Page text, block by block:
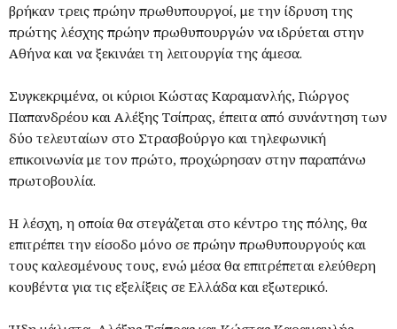
βρήκαν τρεις πρώην πρωθυπουργοί, με την ίδρυση της
πρώτης λέσχης πρώην πρωθυπουργών να ιδρύεται στην
Αθήνα και να ξεκινάει τη λειτουργία της άμεσα.
Συγκεκριμένα, οι κύριοι Κώστας Καραμανλής, Γιώργος
Παπανδρέου και Αλέξης Τσίπρας, έπειτα από συνάντηση των
δύο τελευταίων στο Στρασβούργο και τηλεφωνική
επικοινωνία με τον πρώτο, προχώρησαν στην παραπάνω
πρωτοβουλία.
Η λέσχη, η οποία θα στεγάζεται στο κέντρο της πόλης, θα
επιτρέπει την είσοδο μόνο σε πρώην πρωθυπουργούς και
τους καλεσμένους τους, ενώ μέσα θα επιτρέπεται ελεύθερη
κουβέντα για τις εξελίξεις σε Ελλάδα και εξωτερικό.